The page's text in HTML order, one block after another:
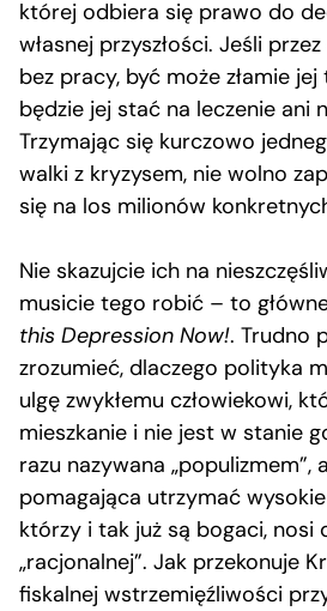
której odbiera się prawo do
własnej przyszłości. Jeśli
bez pracy, być może złamie
będzie jej stać na leczenie ani
Trzymając się kurczowo
walki z kryzysem, nie wolno
się na los milionów
Nie skazujcie ich na
musicie tego robić – to
this Depression Now!. Trudno
zrozumieć, dlaczego polityka
ulgę zwykłemu człowiekowi,
mieszkanie i nie jest w stanie
razu nazywana „populizmem”,
pomagająca utrzymać
którzy i tak już są bogaci, nosi
„racjonalnej”. Jak przekonuje
fiskalnej wstrzemięźliwości